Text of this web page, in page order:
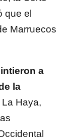
que el
Marruecos
a
la
Haya,